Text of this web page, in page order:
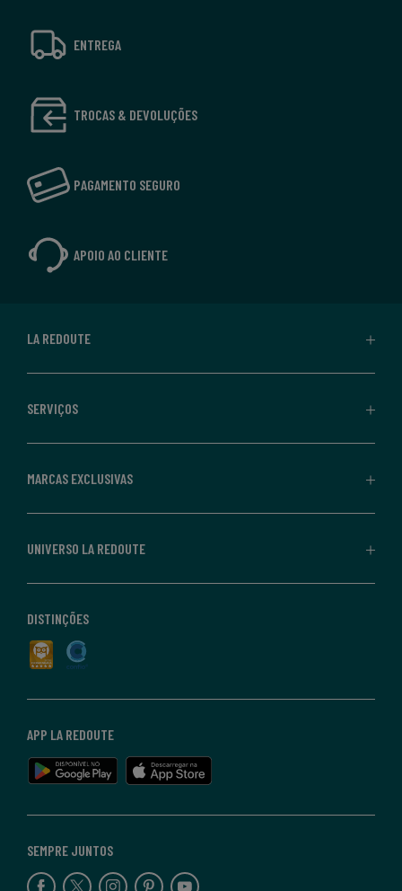
ENTREGA
TROCAS & DEVOLUÇÕES
PAGAMENTO SEGURO
APOIO AO CLIENTE
LA REDOUTE
SERVIÇOS
MARCAS EXCLUSIVAS
UNIVERSO LA REDOUTE
SEMPRE JUNTOS
APP LA REDOUTE
DISTINÇÕES